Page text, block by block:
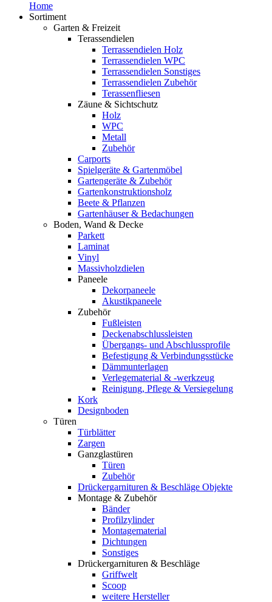
Home
Sortiment
Garten & Freizeit
Terassendielen
Terrassendielen Holz
Terrassendielen WPC
Terrassendielen Sonstiges
Terrassendielen Zubehör
Terassenfliesen
Zäune & Sichtschutz
Holz
WPC
Metall
Zubehör
Carports
Spielgeräte & Gartenmöbel
Gartengeräte & Zubehör
Gartenkonstruktionsholz
Beete & Pflanzen
Gartenhäuser & Bedachungen
Boden, Wand & Decke
Parkett
Laminat
Vinyl
Massivholzdielen
Paneele
Dekorpaneele
Akustikpaneele
Zubehör
Fußleisten
Deckenabschlussleisten
Übergangs- und Abschlussprofile
Befestigung & Verbindungsstücke
Dämmunterlagen
Verlegematerial & -werkzeug
Reinigung, Pflege & Versiegelung
Kork
Designboden
Türen
Türblätter
Zargen
Ganzglastüren
Türen
Zubehör
Drückergarnituren & Beschläge Objekte
Montage & Zubehör
Bänder
Profilzylinder
Montagematerial
Dichtungen
Sonstiges
Drückergarnituren & Beschläge
Griffwelt
Scoop
weitere Hersteller